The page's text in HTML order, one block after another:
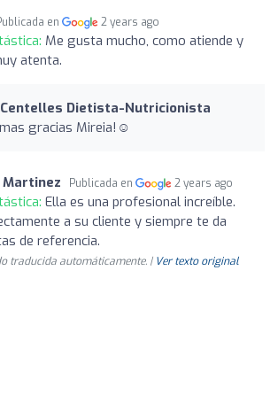
en 2 years ago
Me gusta mucho, como atiende y
atenta.
Centelles Dietista-Nutricionista
gracias Mireia!☺️
Martinez Publicada en 2 years ago
Ella es una profesional increíble.
a su cliente y siempre te da
de referencia.
traducida automáticamente. | Ver texto original